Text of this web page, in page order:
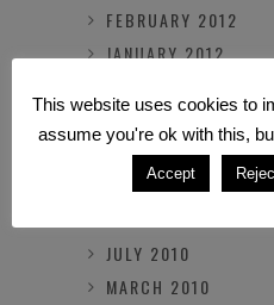
FEBRUARY 2012
JANUARY 2012
MARCH 2011
FEBRUARY 2011
JULY 2010
MARCH 2010
This website uses cookies to
assume you're ok with this,
Accept